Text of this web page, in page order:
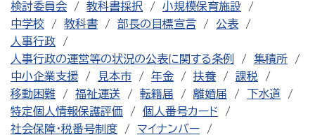
検討委員会
教科書採択
小規模保育施設
中学校
教科書 部長の目標宣言
公表
人事行政
人事行政の運営等の状況の公表に関する条例
集積所
中小企業支援
見本市 年金 扶養
課税
移動困難
福祉運送 転籍届 離婚届
下水道
特定個人情報保護評価
個人番号カード
社会保障・税番号制度
マイナンバー